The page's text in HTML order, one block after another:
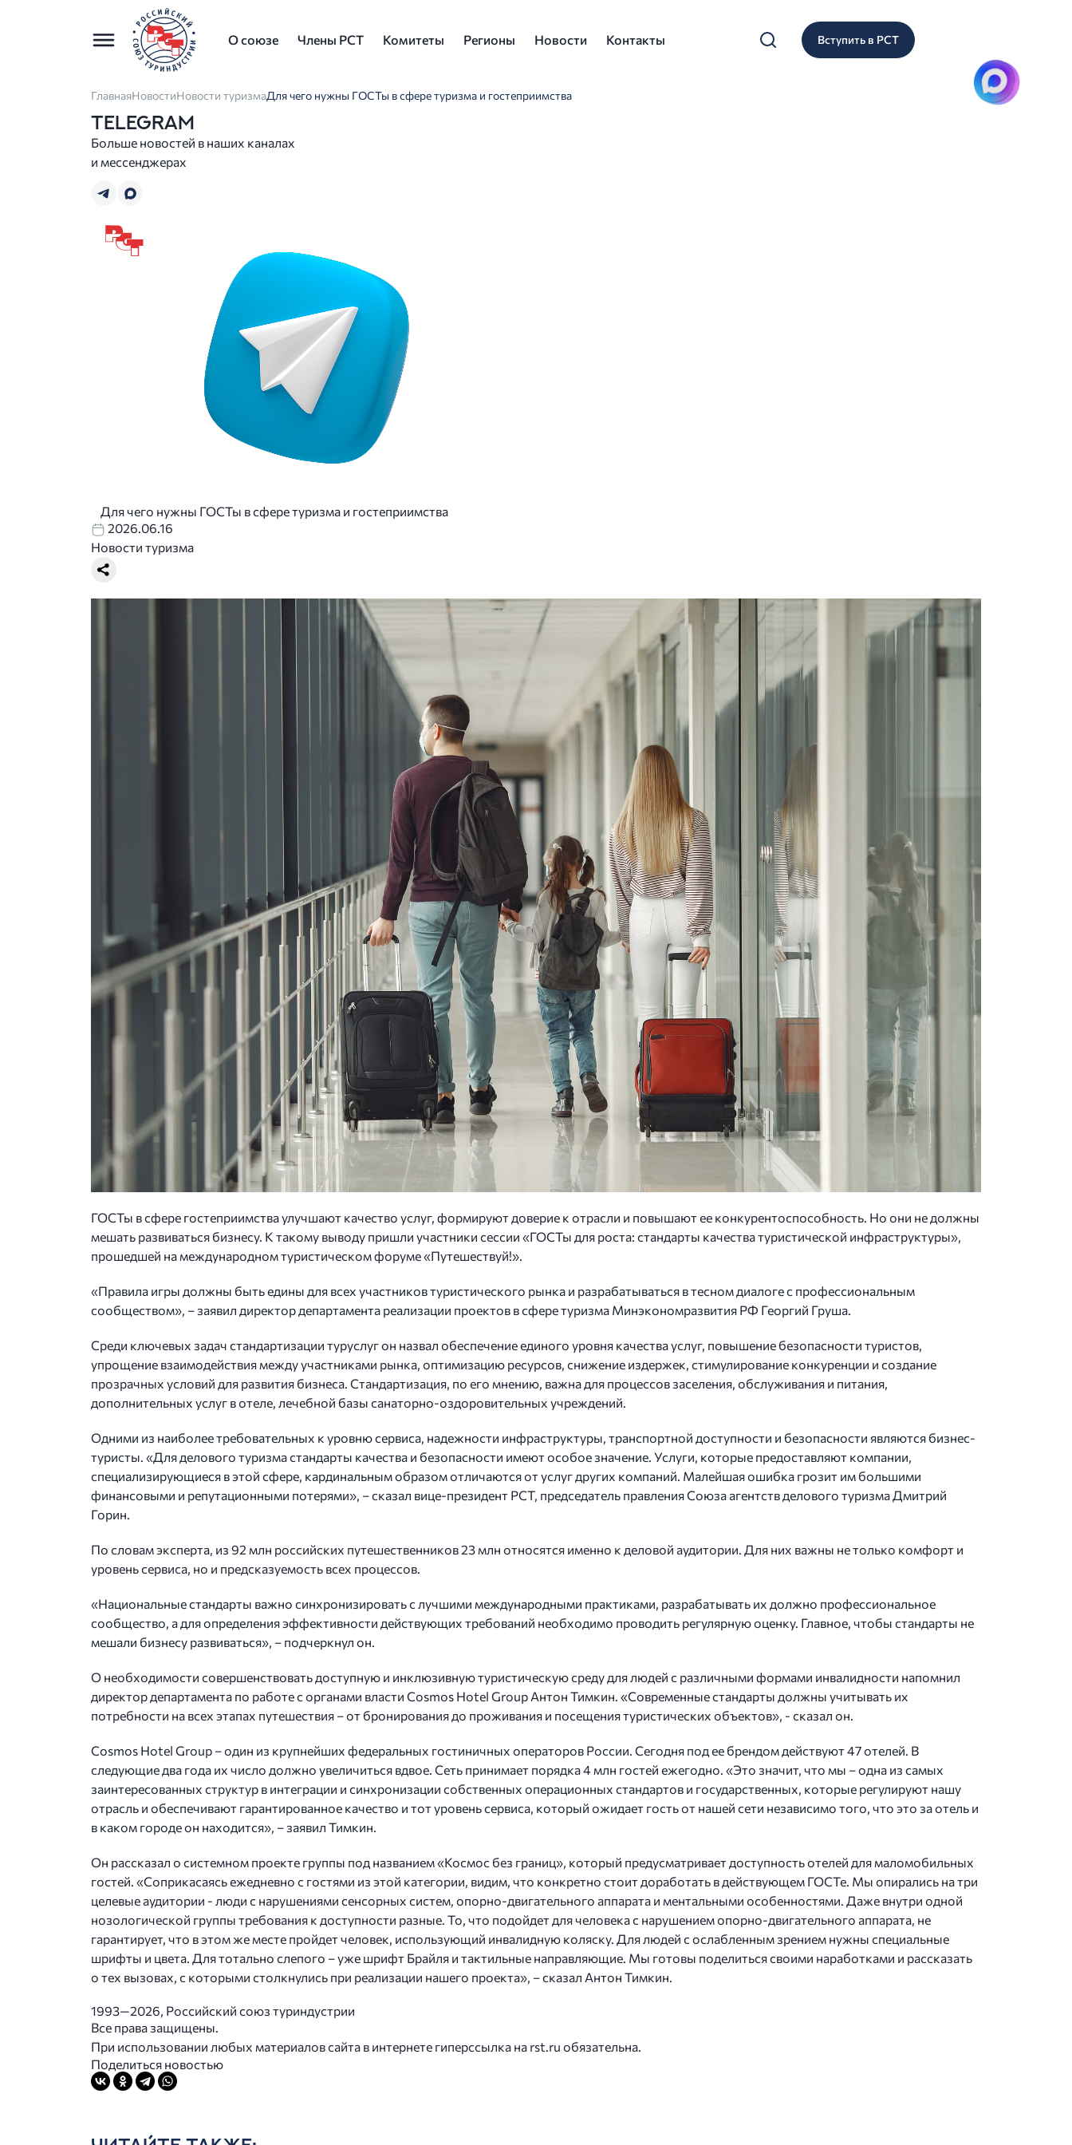
О союзе Члены РСТ Комитеты Регионы Новости Контакты Вступить в РСТ
ГлавнаяНовостиНовости туризмаДля чего нужны ГОСТы в сфере туризма и гостеприимства
TELEGRAM
Больше новостей в наших каналах
и мессенджерах
Для чего нужны ГОСТы в сфере туризма и гостеприимства
2026.06.16
Новости туризма
ГОСТы в сфере гостеприимства улучшают качество услуг, формируют доверие к отрасли и повышают ее конкурентоспособность. Но они не должны
мешать развиваться бизнесу. К такому выводу пришли участники сессии «ГОСТы для роста: стандарты качества туристической инфраструктуры»,
прошедшей на международном туристическом форуме «Путешествуй!».
«Правила игры должны быть едины для всех участников туристического рынка и разрабатываться в тесном диалоге с профессиональным
сообществом», – заявил директор департамента реализации проектов в сфере туризма Минэкономразвития РФ Георгий Груша.
Среди ключевых задач стандартизации туруслуг он назвал обеспечение единого уровня качества услуг, повышение безопасности туристов,
упрощение взаимодействия между участниками рынка, оптимизацию ресурсов, снижение издержек, стимулирование конкуренции и создание
прозрачных условий для развития бизнеса. Стандартизация, по его мнению, важна для процессов заселения, обслуживания и питания,
дополнительных услуг в отеле, лечебной базы санаторно-оздоровительных учреждений.
Одними из наиболее требовательных к уровню сервиса, надежности инфраструктуры, транспортной доступности и безопасности являются бизнес-
туристы. «Для делового туризма стандарты качества и безопасности имеют особое значение. Услуги, которые предоставляют компании,
специализирующиеся в этой сфере, кардинальным образом отличаются от услуг других компаний. Малейшая ошибка грозит им большими
финансовыми и репутационными потерями», – сказал вице-президент РСТ, председатель правления Союза агентств делового туризма Дмитрий
Горин.
По словам эксперта, из 92 млн российских путешественников 23 млн относятся именно к деловой аудитории. Для них важны не только комфорт и
уровень сервиса, но и предсказуемость всех процессов.
«Национальные стандарты важно синхронизировать с лучшими международными практиками, разрабатывать их должно профессиональное
сообщество, а для определения эффективности действующих требований необходимо проводить регулярную оценку. Главное, чтобы стандарты не
мешали бизнесу развиваться», – подчеркнул он.
О необходимости совершенствовать доступную и инклюзивную туристическую среду для людей с различными формами инвалидности напомнил
директор департамента по работе с органами власти Cosmos Hotel Group Антон Тимкин. «Современные стандарты должны учитывать их
потребности на всех этапах путешествия – от бронирования до проживания и посещения туристических объектов», - сказал он.
Cosmos Hotel Group – один из крупнейших федеральных гостиничных операторов России. Сегодня под ее брендом действуют 47 отелей. В
следующие два года их число должно увеличиться вдвое. Сеть принимает порядка 4 млн гостей ежегодно. «Это значит, что мы – одна из самых
заинтересованных структур в интеграции и синхронизации собственных операционных стандартов и государственных, которые регулируют нашу
отрасль и обеспечивают гарантированное качество и тот уровень сервиса, который ожидает гость от нашей сети независимо того, что это за отель и
в каком городе он находится», – заявил Тимкин.
Он рассказал о системном проекте группы под названием «Космос без границ», который предусматривает доступность отелей для маломобильных
гостей. «Соприкасаясь ежедневно с гостями из этой категории, видим, что конкретно стоит доработать в действующем ГОСТе. Мы опирались на три
целевые аудитории - люди с нарушениями сенсорных систем, опорно-двигательного аппарата и ментальными особенностями. Даже внутри одной
нозологической группы требования к доступности разные. То, что подойдет для человека с нарушением опорно-двигательного аппарата, не
гарантирует, что в этом же месте пройдет человек, использующий инвалидную коляску. Для людей с ослабленным зрением нужны специальные
шрифты и цвета. Для тотально слепого – уже шрифт Брайля и тактильные направляющие. Мы готовы поделиться своими наработками и рассказать
о тех вызовах, с которыми столкнулись при реализации нашего проекта», – сказал Антон Тимкин.
1993—2026, Российский союз туриндустрии
Все права защищены.
При использовании любых материалов сайта в интернете гиперссылка на rst.ru обязательна.
Поделиться новостью